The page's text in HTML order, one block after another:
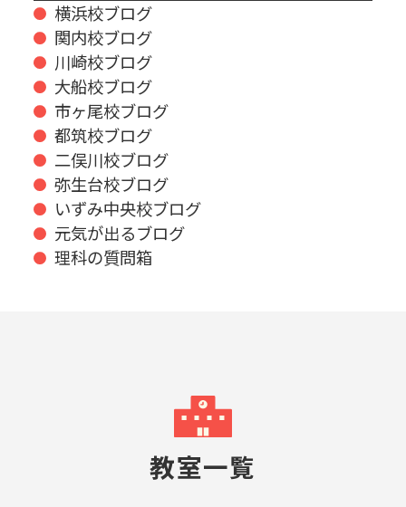
横浜校ブログ
関内校ブログ
川崎校ブログ
大船校ブログ
市ヶ尾校ブログ
都筑校ブログ
二俣川校ブログ
弥生台校ブログ
いずみ中央校ブログ
元気が出るブログ
理科の質問箱
教室一覧